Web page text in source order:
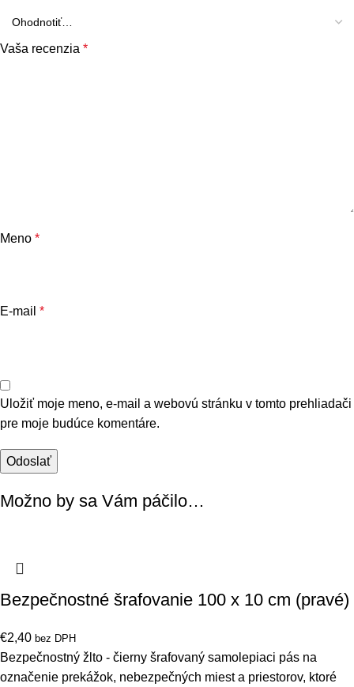
Vaša recenzia *
Meno *
E-mail *
Uložiť moje meno, e-mail a webovú stránku v tomto prehliadači
pre moje budúce komentáre.
Možno by sa Vám páčilo…
Bezpečnostné šrafovanie 100 x 10 cm (pravé)
€2,40 bez DPH
Bezpečnostný žlto - čierny šrafovaný samolepiaci pás na
označenie prekážok, nebezpečných miest a priestorov, ktoré